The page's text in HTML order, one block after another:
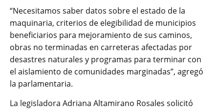
“Necesitamos saber datos sobre el estado de la
maquinaria, criterios de elegibilidad de municipios
beneficiarios para mejoramiento de sus caminos,
obras no terminadas en carreteras afectadas por
desastres naturales y programas para terminar con
el aislamiento de comunidades marginadas”, agregó
la parlamentaria.
La legisladora Adriana Altamirano Rosales solicitó